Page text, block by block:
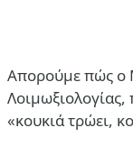
Απορούμε πώς ο
Λοιμωξιολογίας,
«κουκιά τρώει,